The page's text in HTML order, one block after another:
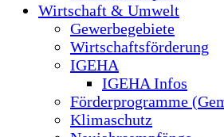
Wirtschaft & Umwelt
Gewerbegebiete
Wirtschaftsförderung
IGEHA
IGEHA Infos
Förderprogramme
Klimaschutz